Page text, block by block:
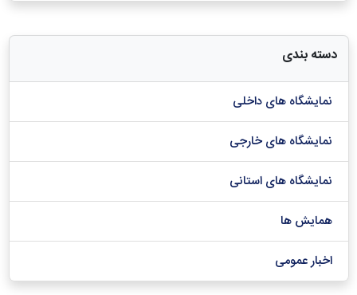
دسته بندی
نمایشگاه های داخلی
نمایشگاه های خارجی
نمایشگاه های استانی
همایش ها
اخبار عمومی